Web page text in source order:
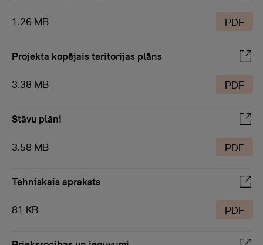
1.26 MB PDF
Projekta kopējais teritorijas plāns
3.38 MB PDF
Stāvu plāni
3.58 MB PDF
Tehniskais apraksts
81 KB PDF